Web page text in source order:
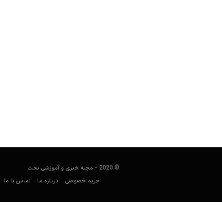
© 2020 - مجله خبری و آموزشی بخت
حریم خصوصی
درباره ما تماس با ما